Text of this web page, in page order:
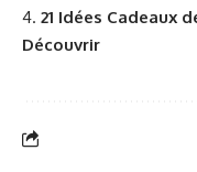
21 Idées Cadeaux
Découvrir